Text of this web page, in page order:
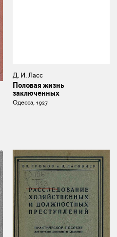
Д. И. Ласс
Половая жизнь
заключенных
Одесса, 1927